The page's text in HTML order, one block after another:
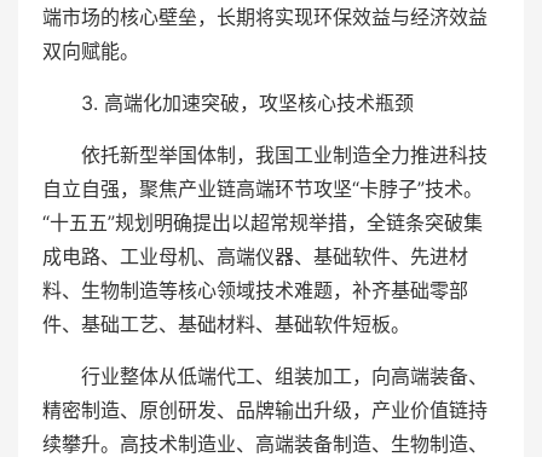
端市场的核心壁垒，长期将实现环保效益与经济效益
双向赋能。
3. 高端化加速突破，攻坚核心技术瓶颈
依托新型举国体制，我国工业制造全力推进科技
自立自强，聚焦产业链高端环节攻坚“卡脖子”技术。
“十五五”规划明确提出以超常规举措，全链条突破集
成电路、工业母机、高端仪器、基础软件、先进材
料、生物制造等核心领域技术难题，补齐基础零部
件、基础工艺、基础材料、基础软件短板。
行业整体从低端代工、组装加工，向高端装备、
精密制造、原创研发、品牌输出升级，产业价值链持
续攀升。高技术制造业、高端装备制造、生物制造、